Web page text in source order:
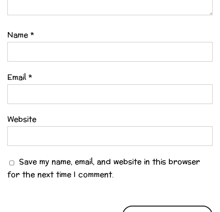
Name*
Email*
Website
Save my name, email, and website in this browser
for the next time I comment.